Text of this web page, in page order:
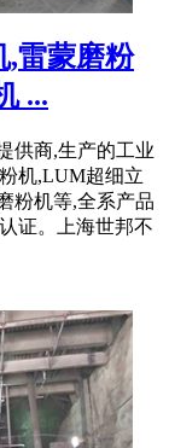
,雷蒙磨粉
...
供商,生产的工业
机,LUM超细立
粉机等,全系产品
证。上海世邦不